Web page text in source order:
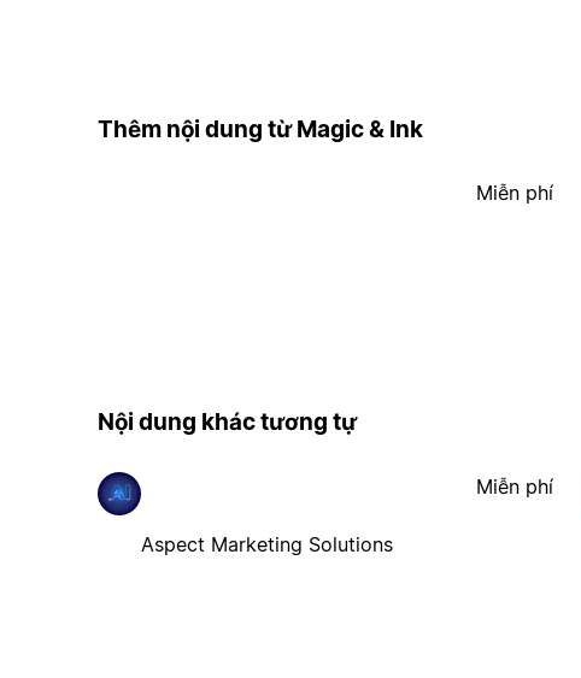
Thêm nội dung từ Magic & Ink
Miễn phí
Nội dung khác tương tự
Aspect Marketing Solutions
Miễn phí